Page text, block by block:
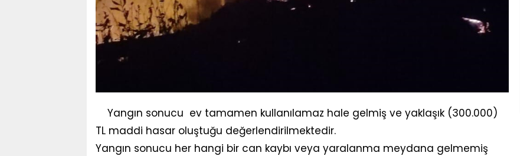
Yangın sonucu ev tamamen kullanılamaz hale gelmiş ve yaklaşık (300.000)
TL maddi hasar oluştuğu değerlendirilmektedir.
Yangın sonucu her hangi bir can kaybı veya yaralanma meydana gelmemiş